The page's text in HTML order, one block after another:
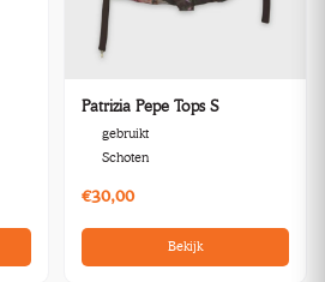
Patrizia Pepe Tops S
gebruikt
Schoten
€30,00
Bekijk